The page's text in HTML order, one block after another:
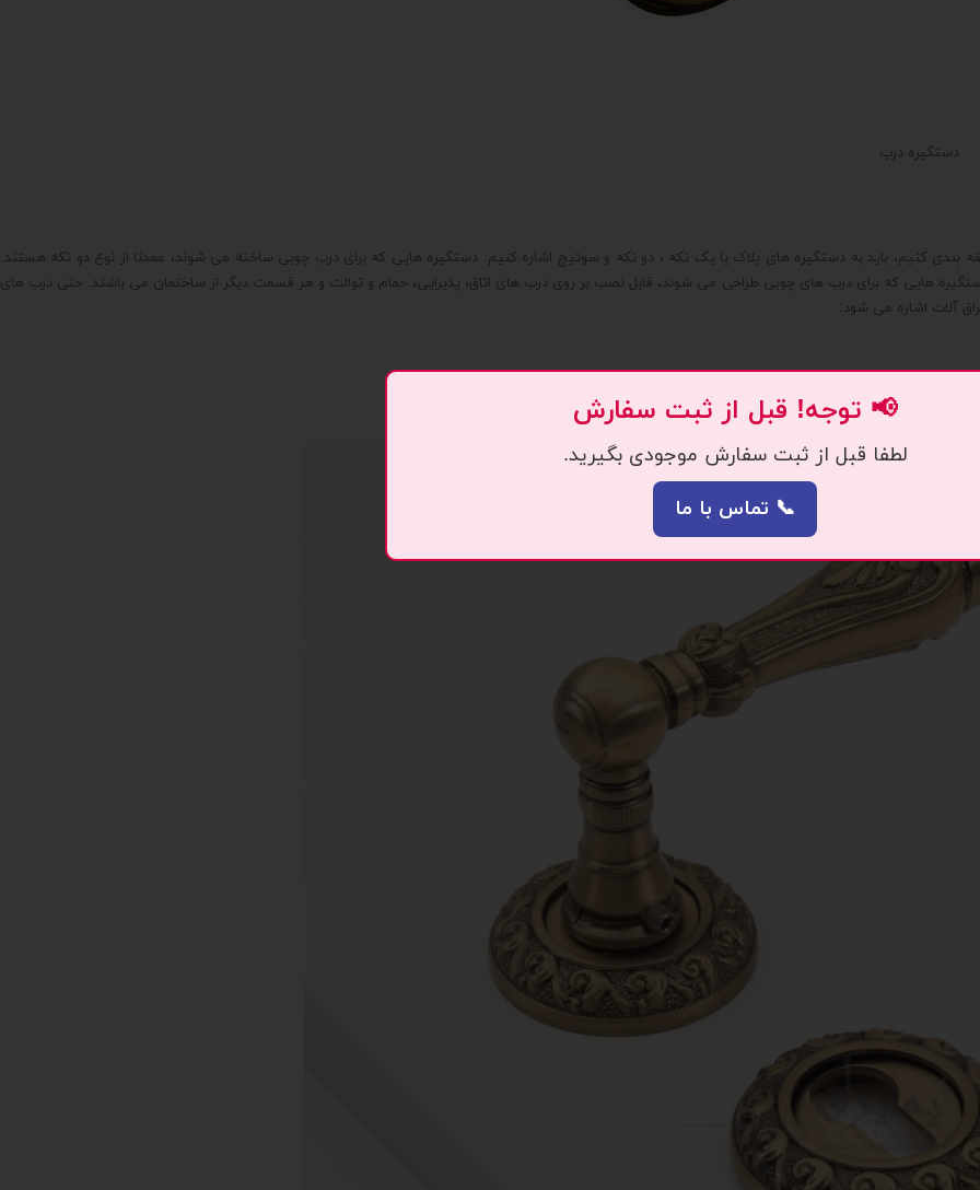
دستگیره درب
بندی کنیم، باید به دستگیره های پلاک یا یک تکه ، دو تکه و سوئیچ اشاره کنیم. دستگیره هایی که برای درب چوبی ساخته می شوند، عمدتا از نوع دو تکه هستند.
هایی که برای درب های چوبی طراحی می شوند، قابل نصب بر روی درب های اتاق، پذیرایی، حمام و توالت و هر قسمت دیگر از ساختمان می باشند. حتی درب های
آلات اشاره می شود:
📢 توجه! قبل از ثبت سفارش
لطفا قبل از ثبت سفارش موجودی بگیرید.
📞 تماس با ما